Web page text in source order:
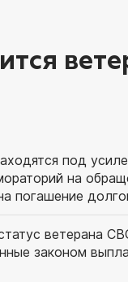
под
на
погашение
ветерана
законом